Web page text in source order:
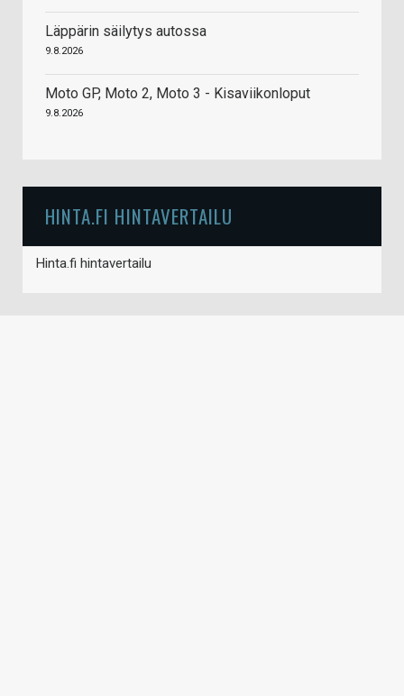
Läppärin säilytys autossa
9.8.2026
Moto GP, Moto 2, Moto 3 - Kisaviikonloput
9.8.2026
HINTA.FI HINTAVERTAILU
Hinta.fi hintavertailu